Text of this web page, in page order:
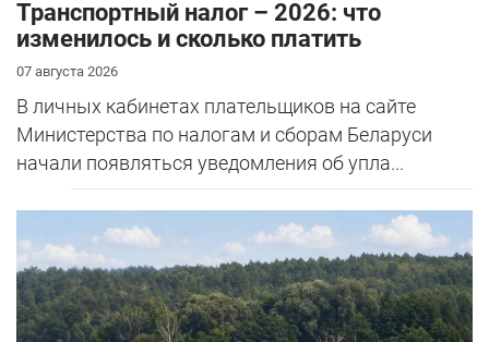
Транспортный налог – 2026: что
изменилось и сколько платить
07 августа 2026
В личных кабинетах плательщиков на сайте
Министерства по налогам и сборам Беларуси
начали появляться уведомления об упла...